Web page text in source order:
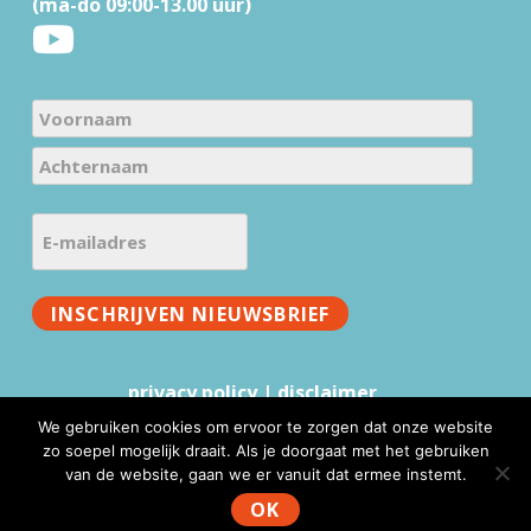
N
a
m
r
V
o
o
n
a
a
e
a
a
m
a
a
d
INSCHRIJVEN NIEUWSBRIEF
privacy policy|disclaimer
www.mmv.nl © 2026 |Website realisatie & advies:
We gebruiken cookies om ervoor te zorgen dat onze website
zo soepel mogelijk draait. Als je doorgaat met het gebruiken
van de website, gaan we er vanuit dat ermee instemt.
OK